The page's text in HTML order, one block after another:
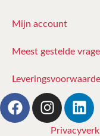
Mijn account
Meest gestelde